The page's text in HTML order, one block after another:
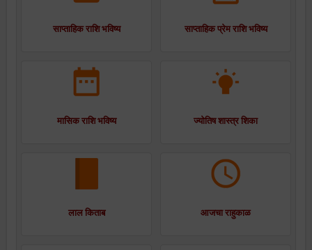
साप्ताहिक राशि भविष्य साप्ताहिक प्रेम राशि भविष्य
मासिक राशि भविष्य ज्योतिष शास्त्र शिका
लाल किताब आजचा राहुकाळ